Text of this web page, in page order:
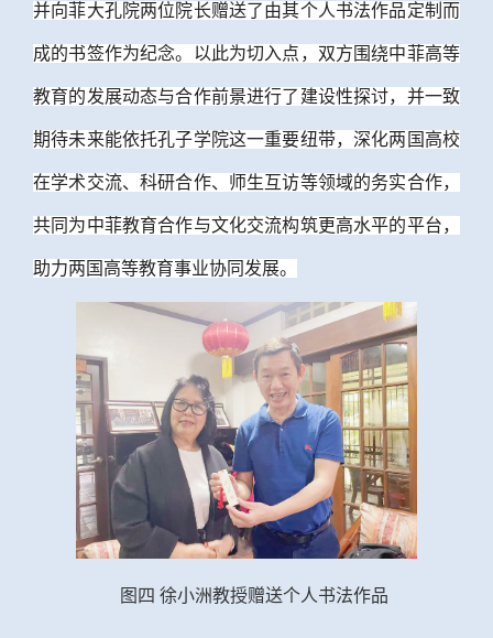
并向菲大孔院两位院长赠送了由其个人书法作品定制而
成的书签作为纪念。以此为切入点，双方围绕中菲高等
教育的发展动态与合作前景进行了建设性探讨，并一致
期待未来能依托孔子学院这一重要纽带，深化两国高校
在学术交流、科研合作、师生互访等领域的务实合作，
共同为中菲教育合作与文化交流构筑更高水平的平台，
助力两国高等教育事业协同发展。
图四 徐小洲教授赠送个人书法作品